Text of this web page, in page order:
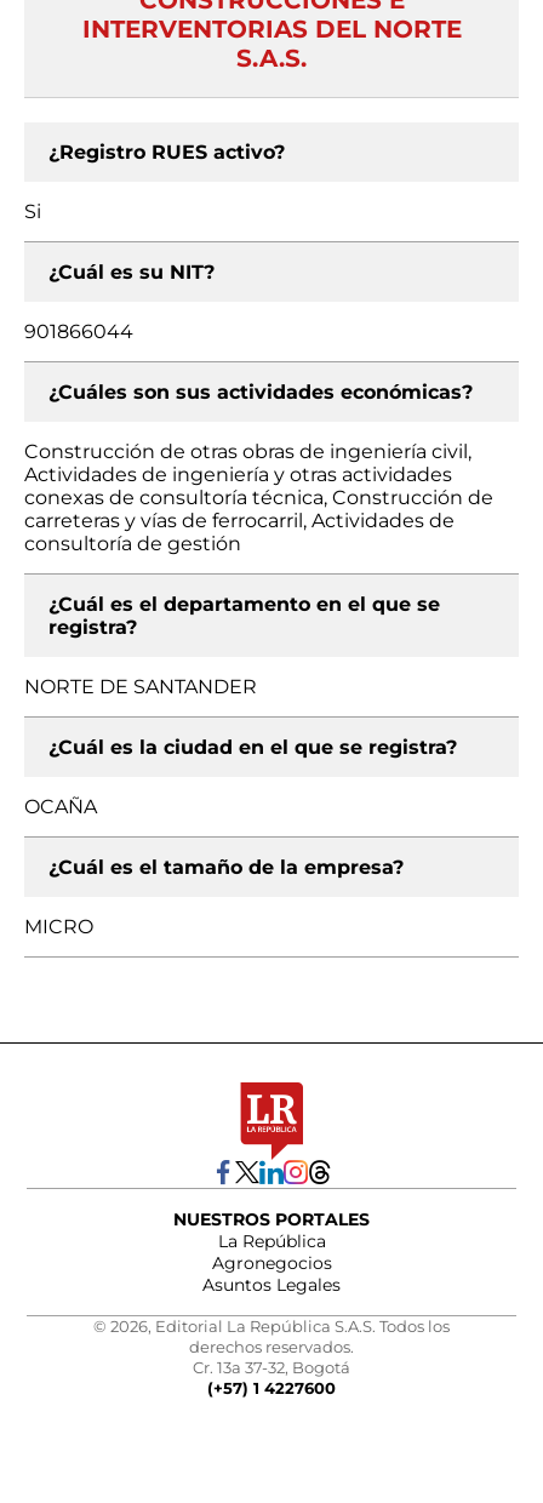
INTERVENTORIAS DEL NORTE
S.A.S.
¿Registro RUES activo?
Si
¿Cuál es su NIT?
901866044
¿Cuáles son sus actividades económicas?
Construcción de otras obras de ingeniería civil,
Actividades de ingeniería y otras actividades
conexas de consultoría técnica, Construcción de
carreteras y vías de ferrocarril, Actividades de
consultoría de gestión
¿Cuál es el departamento en el que se
registra?
NORTE DE SANTANDER
¿Cuál es la ciudad en el que se registra?
OCAÑA
¿Cuál es el tamaño de la empresa?
MICRO
NUESTROS PORTALES
La República
Agronegocios
Asuntos Legales
© 2026, Editorial La República S.A.S. Todos los
derechos reservados.
Cr. 13a 37-32, Bogotá
(+57) 1 4227600